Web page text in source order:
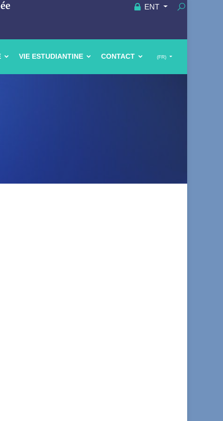
ENT
(FR)
VIE ESTUDIANTINE CONTACT